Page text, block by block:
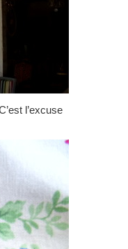
l’excuse